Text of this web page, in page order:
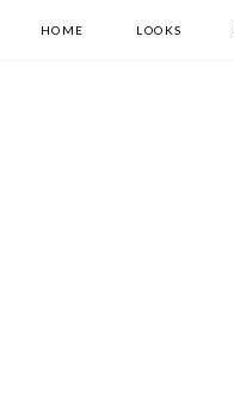
HOME LOOKS